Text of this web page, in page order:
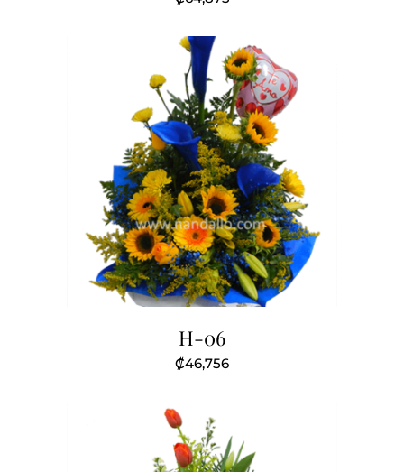
H-06
₡46,756